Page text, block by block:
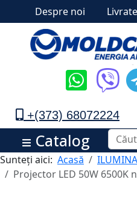
Despre noi
+(373) 68072224
Catalog
Sunteți aici: Acasă
Projector LED 50W 6500K